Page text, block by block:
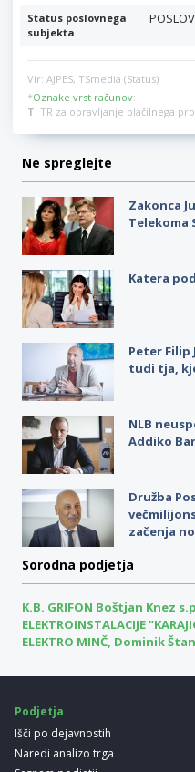
Status poslovnega
subjekta
Vir: AJPES, TSmedia (Status)
*Oznake vrst računov:
T: TR za opravljanje plačilnega
Ne spreglejte
Zakonca
Telekoma
Katera
Peter Filip
tudi tja,
NLB
Addiko
Družba
začenja
Sorodna podjetja
K.B. GRIFON Boštjan Knez
ELEKTROINSTALACIJE
ELEKTRO MINČ, Dominik
Podjetja
Išči po dejavnostih
Naredi analizo trga